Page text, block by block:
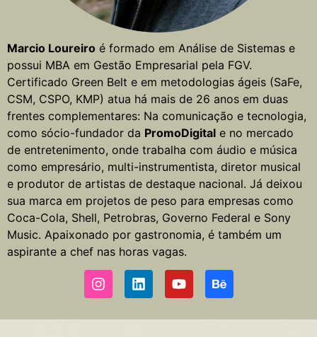
Marcio Loureiro é formado em Análise de Sistemas e
possui MBA em Gestão Empresarial pela FGV.
Certificado Green Belt e em metodologias ágeis (SaFe,
CSM, CSPO, KMP) atua há mais de 26 anos em duas
frentes complementares: Na comunicação e tecnologia,
como sócio-fundador da PromoDigital e no mercado
de entretenimento, onde trabalha com áudio e música
como empresário, multi-instrumentista, diretor musical
e produtor de artistas de destaque nacional. Já deixou
sua marca em projetos de peso para empresas como
Coca-Cola, Shell, Petrobras, Governo Federal e Sony
Music. Apaixonado por gastronomia, é também um
aspirante a chef nas horas vagas.